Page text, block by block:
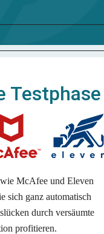
Testphase
McAfee und Eleven
sich ganz automatisch
durch versäumte
profitieren.